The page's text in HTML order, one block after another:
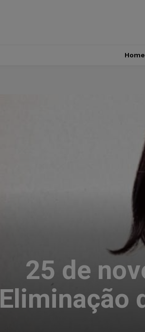
Home
25 de
Eliminação